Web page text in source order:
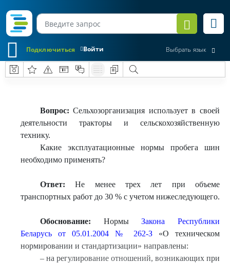
Войти
Подключиться Выбрать язык
Вопрос: Сельхозорганизация использует в своей
деятельности тракторы и сельскохозяйственную
технику.
Какие эксплуатационные нормы пробега шин
необходимо применять?
Ответ: Не менее трех лет при объеме
транспортных работ до 30 % с учетом нижеследующего.
Обоснование: НормыЗакона Республики
Беларусь от 05.01.2004 № 262-З«О техническом
нормировании и стандартизации» направлены:
– на регулирование отношений, возникающих при